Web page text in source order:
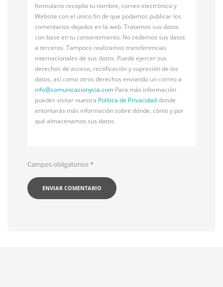
formulario recopila tu nombre, correo electrónico y
Website con el único fin de que podamos publicar los
comentarios dejados en la web. Tratamos sus datos
con base en tu consentimiento. No cedemos sus datos
a terceros. Tampoco realizamos transferencias
internacionales de sus datos. Puede ejercer sus
derechos de acceso, rectificación y supresión de los
datos, así como otros derechos enviando un correo a
info@comunicacionycia.com Para más información
puedes visitar nuestra Política de Privacidaddonde
entontarás más información sobre dónde, cómo y por
qué almacenamos sus datos.
Campos obligatorios*